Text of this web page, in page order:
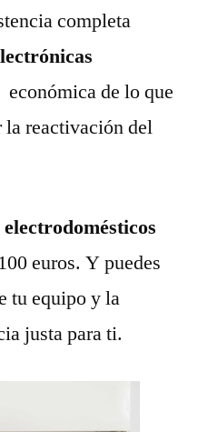
completa
económica de lo que
la reactivación del
euros. Y puedes
tu equipo y la
justa para ti.